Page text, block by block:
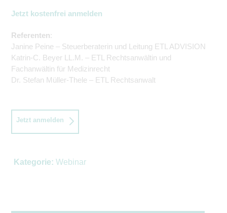
Jetzt kostenfrei anmelden
Referenten:
Janine Peine – Steuerberaterin und Leitung ETL ADVISION
Katrin-C. Beyer LL.M. – ETL Rechtsanwältin und
Fachanwältin für Medizinrecht
Dr. Stefan Müller-Thele – ETL Rechtsanwalt
Jetzt anmelden
Kategorie: Webinar